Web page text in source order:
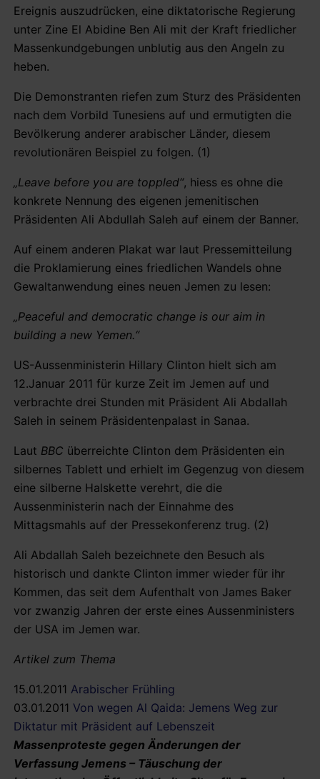
Ereignis auszudrücken, eine diktatorische Regierung
unter Zine El Abidine Ben Ali mit der Kraft friedlicher
Massenkundgebungen unblutig aus den Angeln zu
heben.
Die Demonstranten riefen zum Sturz des Präsidenten
nach dem Vorbild Tunesiens auf und ermutigten die
Bevölkerung anderer arabischer Länder, diesem
revolutionären Beispiel zu folgen. (1)
„Leave before you are toppled“, hiess es ohne die
konkrete Nennung des eigenen jemenitischen
Präsidenten Ali Abdullah Saleh auf einem der Banner.
Auf einem anderen Plakat war laut Pressemitteilung
die Proklamierung eines friedlichen Wandels ohne
Gewaltanwendung eines neuen Jemen zu lesen:
„Peaceful and democratic change is our aim in
building a new Yemen.“
US-Aussenministerin Hillary Clinton hielt sich am
12.Januar 2011 für kurze Zeit im Jemen auf und
verbrachte drei Stunden mit Präsident Ali Abdallah
Saleh in seinem Präsidentenpalast in Sanaa.
Laut BBC überreichte Clinton dem Präsidenten ein
silbernes Tablett und erhielt im Gegenzug von diesem
eine silberne Halskette verehrt, die die
Aussenministerin nach der Einnahme des
Mittagsmahls auf der Pressekonferenz trug. (2)
Ali Abdallah Saleh bezeichnete den Besuch als
historisch und dankte Clinton immer wieder für ihr
Kommen, das seit dem Aufenthalt von James Baker
vor zwanzig Jahren der erste eines Aussenministers
der USA im Jemen war.
Artikel zum Thema
15.01.2011 Arabischer Frühling
03.01.2011 Von wegen Al Qaida: Jemens Weg zur
Diktatur mit Präsident auf Lebenszeit
Massenproteste gegen Änderungen der
Verfassung Jemens – Täuschung der